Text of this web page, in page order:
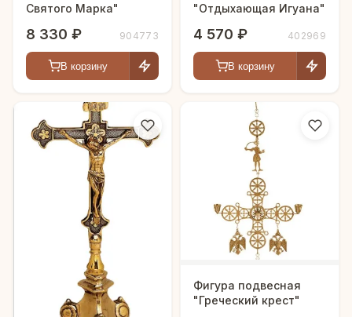
Святого Марка"
8 330 ₽ 904773
В корзину
"Отдыхающая Игуана"
4 570 ₽ 402969
В корзину
Фигура подвесная
"Греческий крест"